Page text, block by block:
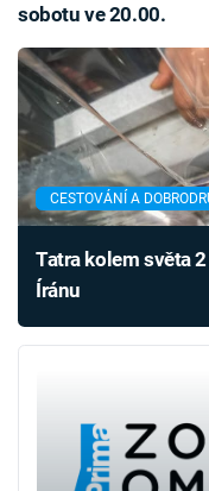
sobotu ve 20.00.
CESTOVÁNÍ A
Tatra kolem světa
Íránu